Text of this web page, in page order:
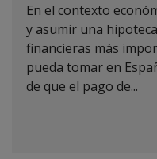
En el contexto
y asumir una
financieras más
pueda tomar en
de que el pago de...